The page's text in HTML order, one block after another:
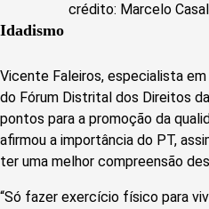
crédito: Marcelo
Idadismo
Vicente Faleiros, especialista
do Fórum Distrital dos Direitos
pontos para a promoção da
afirmou a importância do PT,
ter uma melhor compreensão
“Só fazer exercício físico para